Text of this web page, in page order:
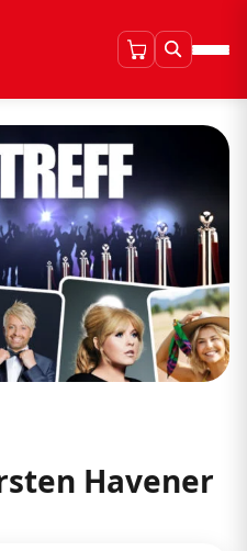
Havener